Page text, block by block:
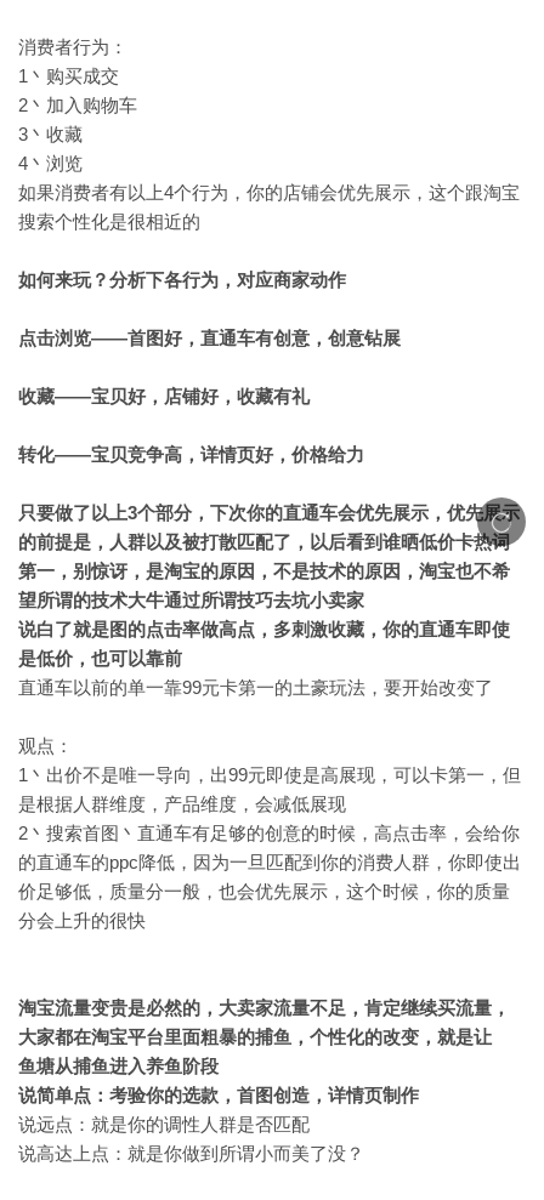
消费者行为：
1丶购买成交
2丶加入购物车
3丶收藏
4丶浏览
如果消费者有以上4个行为，你的店铺会优先展示，这个跟淘宝
搜索个性化是很相近的
如何来玩？分析下各行为，对应商家动作
点击浏览——首图好，直通车有创意，创意钻展
收藏——宝贝好，店铺好，收藏有礼
转化——宝贝竞争高，详情页好，价格给力
只要做了以上3个部分，下次你的直通车会优先展示，优先展示
的前提是，人群以及被打散匹配了，以后看到谁晒低价卡热词
第一，别惊讶，是淘宝的原因，不是技术的原因，淘宝也不希
望所谓的技术大牛通过所谓技巧去坑小卖家
说白了就是图的点击率做高点，多刺激收藏，你的直通车即使
是低价，也可以靠前
直通车以前的单一靠99元卡第一的土豪玩法，要开始改变了
观点：
1丶出价不是唯一导向，出99元即使是高展现，可以卡第一，但
是根据人群维度，产品维度，会减低展现
2丶搜索首图丶直通车有足够的创意的时候，高点击率，会给你
的直通车的ppc降低，因为一旦匹配到你的消费人群，你即使出
价足够低，质量分一般，也会优先展示，这个时候，你的质量
分会上升的很快
淘宝流量变贵是必然的，大卖家流量不足，肯定继续买流量，
大家都在淘宝平台里面粗暴的捕鱼，个性化的改变，就是让
鱼塘从捕鱼进入养鱼阶段
说简单点：考验你的选款，首图创造，详情页制作
说远点：就是你的调性人群是否匹配
说高达上点：就是你做到所谓小而美了没？